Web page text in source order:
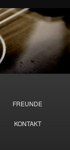
FREUNDE
KONTAKT